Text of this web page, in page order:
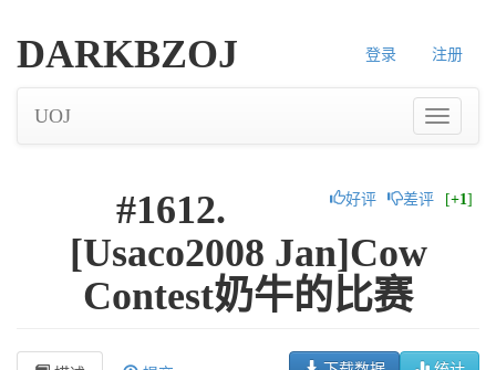
登录 注册
DARKBZOJ
UOJ
好评 差评 [+1]
#1612.
[Usaco2008 Jan]Cow
Contest奶牛的比赛